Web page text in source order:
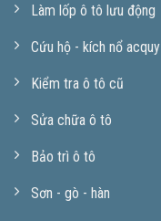
Làm lốp ô tô lưu động
Cứu hộ - kích nổ acquy
Kiểm tra ô tô cũ
Sửa chữa ô tô
Bảo trì ô tô
Sơn - gò - hàn